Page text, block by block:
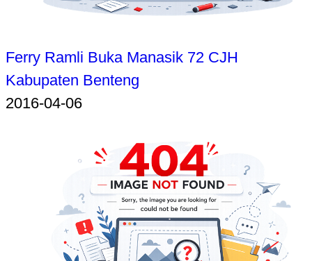
Ferry Ramli Buka Manasik 72 CJH
Kabupaten Benteng
2016-04-06